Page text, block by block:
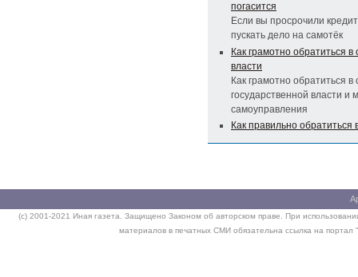
погасится
Если вы просрочили
пускать дело на самотёк
Как грамотно обратиться в
власти
Как грамотно обратиться в
государственной власти и
самоуправления
Как правильно обратиться
(c) 2001-2021 Иная газета. Защищено Законом об авторском праве. При
материалов в печатных СМИ обязательна ссылка на